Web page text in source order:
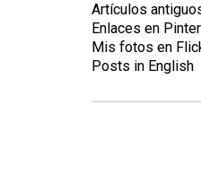
Artículos
Enlaces en
Mis fotos en
Posts in English